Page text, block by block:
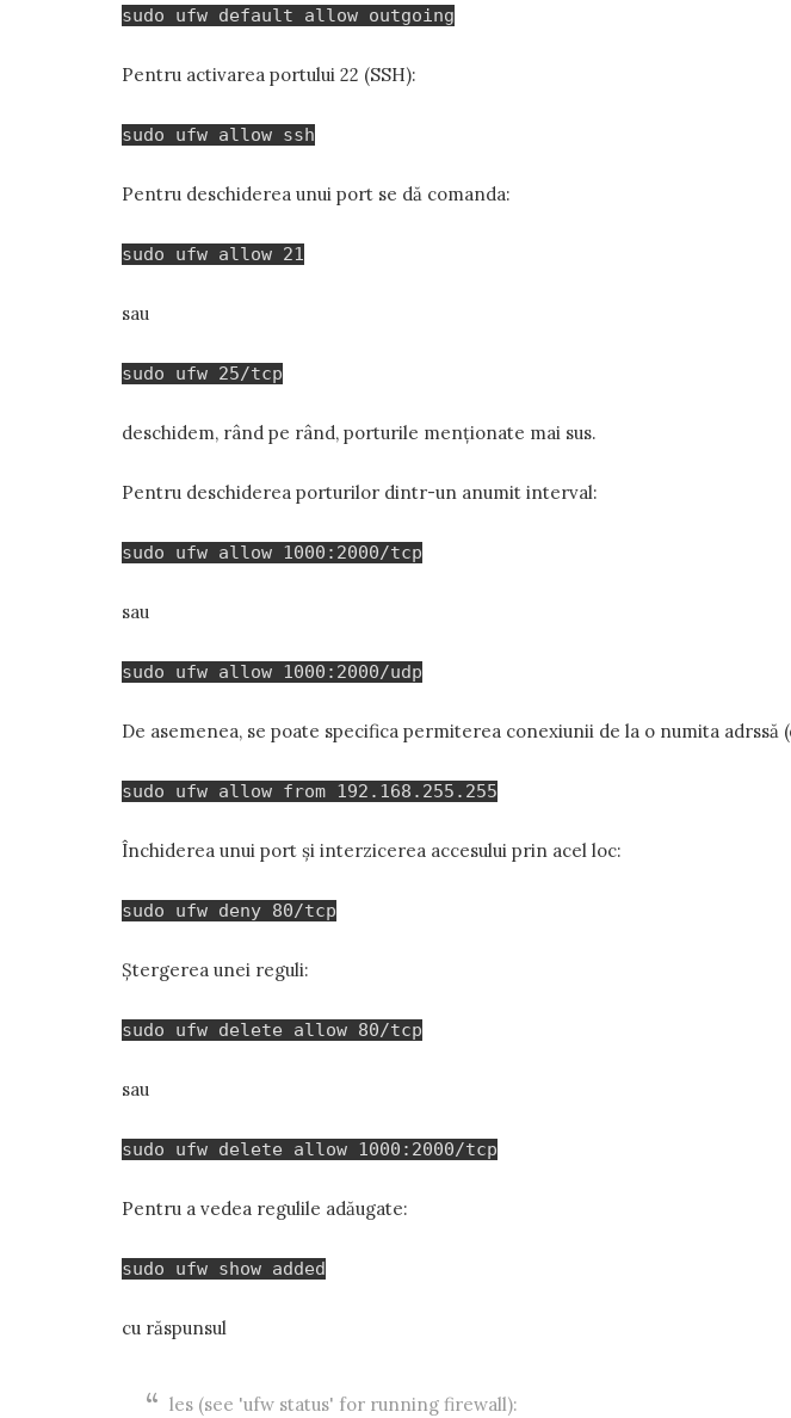
sudo ufw default allow outgoing
Pentru activarea portului 22 (SSH):
sudo ufw allow ssh
Pentru deschiderea unui port se dă comanda:
sudo ufw allow 21
sau
sudo ufw 25/tcp
deschidem, rând pe rând, porturile menționate mai sus.
Pentru deschiderea porturilor dintr-un anumit interval:
sudo ufw allow 1000:2000/tcp
sau
sudo ufw allow 1000:2000/udp
De asemenea, se poate specifica permiterea conexiunii de la o numita
sudo ufw allow from 192.168.255.255
Închiderea unui port și interzicerea accesului prin acel loc:
sudo ufw deny 80/tcp
Ștergerea unei reguli:
sudo ufw delete allow 80/tcp
sau
sudo ufw delete allow 1000:2000/tcp
Pentru a vedea regulile adăugate:
sudo ufw show added
cu răspunsul
les (see 'ufw status' for running firewall):